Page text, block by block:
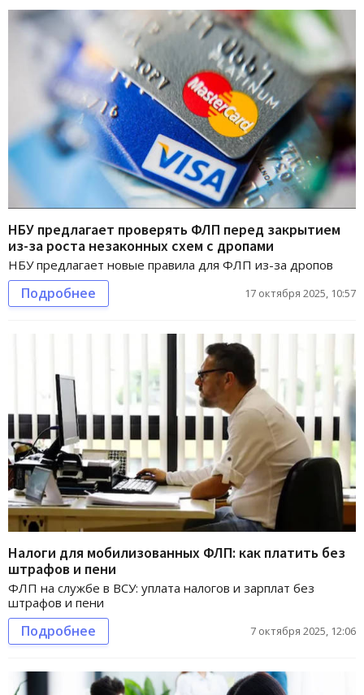
НБУ предлагает проверять ФЛП перед закрытием
из-за роста незаконных схем с дропами
НБУ предлагает новые правила для ФЛП из-за дропов
Подробнее 17 октября 2025, 10:57
Налоги для мобилизованных ФЛП: как платить без
штрафов и пени
ФЛП на службе в ВСУ: уплата налогов и зарплат без
штрафов и пени
Подробнее 7 октября 2025, 12:06